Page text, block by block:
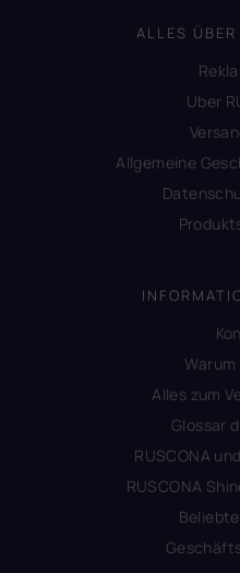
ALLES
Uber
Allgemeine
Warum
Alles zum
Glossar
RUSCONA
RUSCONA